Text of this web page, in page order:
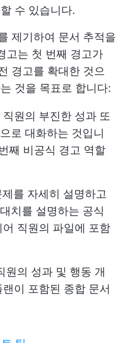
수 있습니다.
제기하여 문서 추적을
고는 첫 번째 경고가
경고를 확대한 것으
것을 목표로 합니다:
원의 부진한 성과 또
로 대화하는 것입니
째 비공식 경고 역할
를 자세히 설명하고
치를 설명하는 공식
직원의 파일에 포함
원의 성과 및 행동 개
이 포함된 종합 문서